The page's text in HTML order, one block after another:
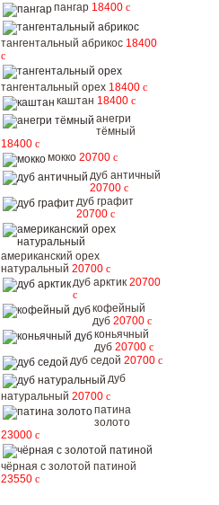
пангар 18400 c
тангентальный абрикос 18400
c
тангентальный орех 18400 c
каштан 18400 c
анегри
тёмный
18400 c
мокко 20700 c
дуб античный
20700 c
дуб графит
20700 c
американский орех
натуральный 20700 c
дуб арктик 20700
c
кофейный
дуб 20700 c
коньячный
дуб 20700 c
дуб седой 20700 c
дуб
натуральный 20700 c
патина
золото
23000 c
чёрная с золотой патиной
23550 c